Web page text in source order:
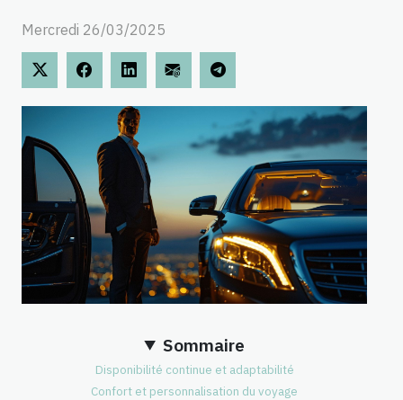
Mercredi 26/03/2025
Sommaire
Disponibilité continue et adaptabilité
Confort et personnalisation du voyage